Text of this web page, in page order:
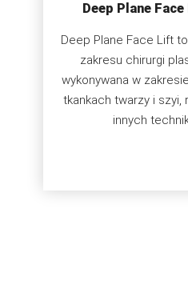
Deep Plane
Deep Plane Face Lift
zakresu chirurgi
wykonywana w
tkankach twarzy i szyi,
innych